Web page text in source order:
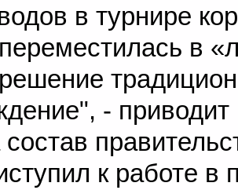
в турнире
в
-
состав
к работе